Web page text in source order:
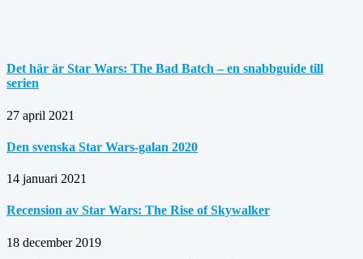
Det här är Star Wars: The Bad Batch – en snabbguide till
serien
27 april 2021
Den svenska Star Wars-galan 2020
14 januari 2021
Recension av Star Wars: The Rise of Skywalker
18 december 2019